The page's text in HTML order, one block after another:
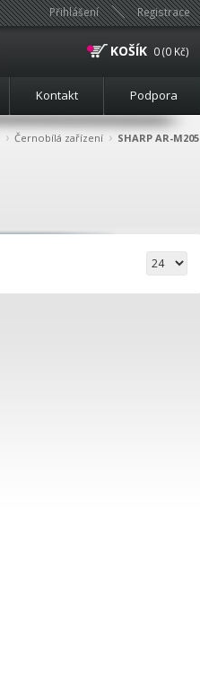
Přihlášení Registrace
KOŠÍK 0 (0 Kč)
Kontakt Podpora
› Černobílá zařízení › SHARP AR-M205